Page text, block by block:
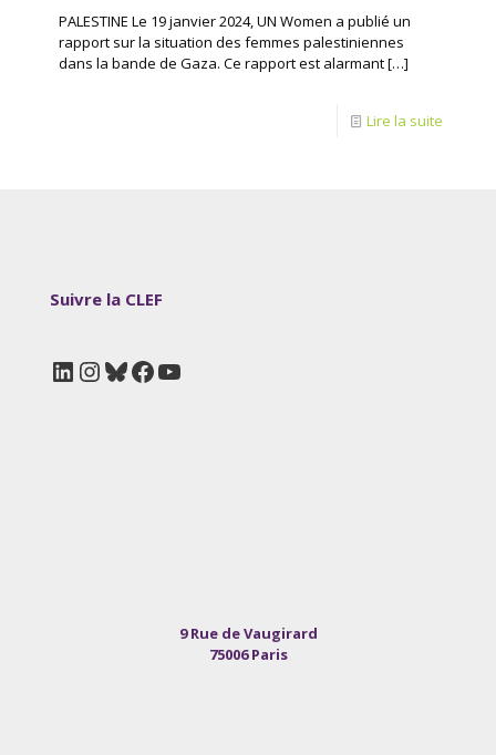
PALESTINE Le 19 janvier 2024, UN Women a publié un
rapport sur la situation des femmes palestiniennes
dans la bande de Gaza. Ce rapport est alarmant[…]
Lire la suite
Suivre la CLEF
LinkedIn
Instagram
Bluesky
Facebook
YouTube
9 Rue de Vaugirard
75006 Paris